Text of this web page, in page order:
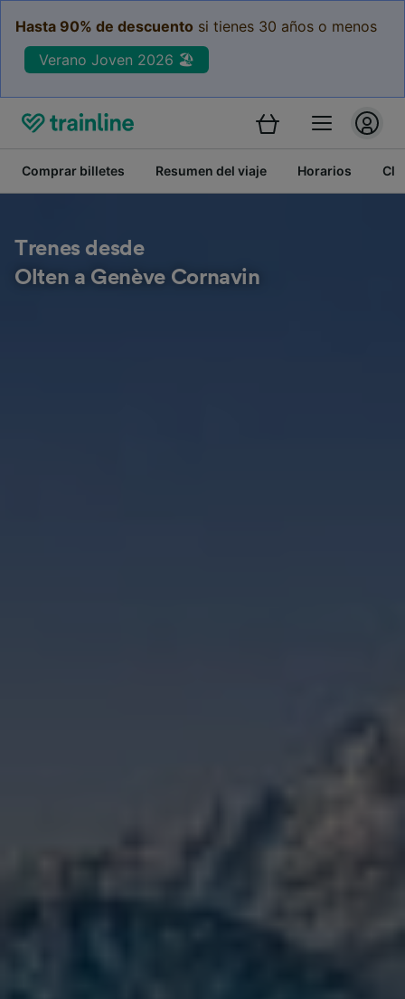
Hasta 90% de descuento si tienes 30 años o menos
Verano Joven 2026 🏖️
Comprar billetes Resumen del viaje Horarios
Trenes desde
Olten a Genève Cornavin